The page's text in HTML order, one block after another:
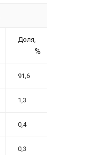
Доля,
%
91,6
1,3
0,4
0,3